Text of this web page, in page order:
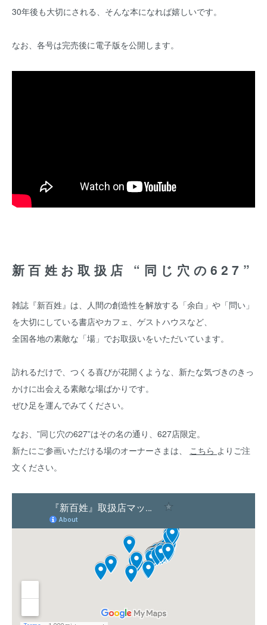
30年後も大切にされる、そんな本になれば嬉しいです。
なお、各号は完売後に電子版を公開します。
新百姓お取扱店 “同じ穴の627”
雑誌『新百姓』は、人間の創造性を解放する「余白」や「問い」
を大切にしている書店やカフェ、ゲストハウスなど、
全国各地の素敵な「場」でお取扱いをいただいています。
訪れるだけで、つくる喜びが花開くような、新たな気づきのきっ
かけに出会える素敵な場ばかりです。
ぜひ足を運んでみてください。
なお、”同じ穴の627”はその名の通り、627店限定。
新たにご参画いただける場のオーナーさまは、 こちら よりご注
文ください。